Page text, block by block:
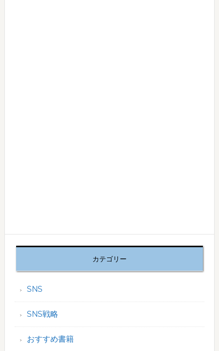
カテゴリー
SNS
SNS戦略
おすすめ書籍